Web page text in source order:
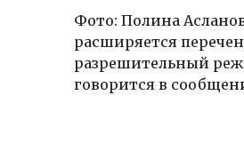
Фото: Полина
расширяется
разрешительный
говорится в